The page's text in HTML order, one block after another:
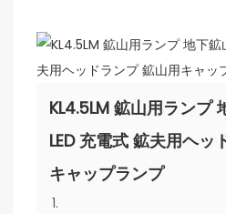
KL4.5LM 鉱山用ランプ
LED 充電式 鉱夫用ヘッ
キャップランプ